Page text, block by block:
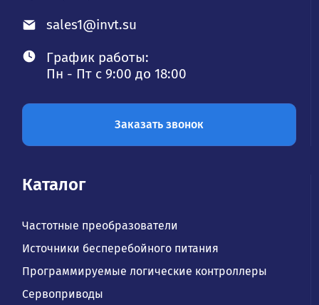
sales1@invt.su
График работы:
Пн - Пт с 9:00 до 18:00
Заказать звонок
Каталог
Частотные преобразователи
Источники бесперебойного питания
Программируемые логические контроллеры
Сервоприводы